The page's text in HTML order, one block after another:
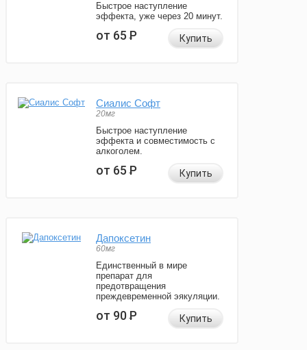
Быстрое наступление
эффекта, уже через 20 минут.
от 65Р Купить
Сиалис Софт
20мг
Быстрое наступление
эффекта и совместимость с
алкоголем.
от 65Р Купить
Дапоксетин
60мг
Единственный в мире
препарат для
предотвращения
преждевременной эякуляции.
от 90Р Купить